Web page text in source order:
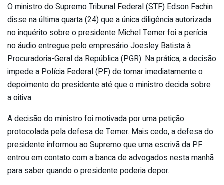
O ministro do Supremo Tribunal Federal (STF) Edson Fachin
disse na última quarta (24) que a única diligência autorizada
no inquérito sobre o presidente Michel Temer foi a perícia
no áudio entregue pelo empresário Joesley Batista à
Procuradoria-Geral da República (PGR). Na prática, a decisão
impede a Polícia Federal (PF) de tomar imediatamente o
depoimento do presidente até que o ministro decida sobre
a oitiva.
A decisão do ministro foi motivada por uma petição
protocolada pela defesa de Temer. Mais cedo, a defesa do
presidente informou ao Supremo que uma escrivã da PF
entrou em contato com a banca de advogados nesta manhã
para saber quando o presidente poderia depor.